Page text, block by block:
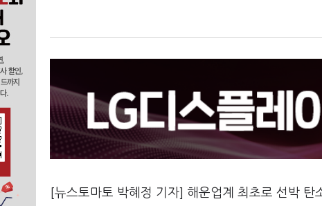
[뉴스토마토 박혜정 기자] 해운업계 최초로 선박